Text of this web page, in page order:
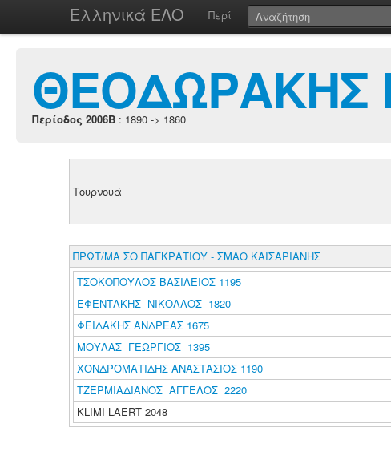
Ελληνικά ΕΛΟ Περί
ΘΕΟΔΩΡΑΚΗΣ
Περίοδος 2006B : 1890 -> 1860
Τουρνουά
ΠΡΩΤ/ΜΑ ΣΟ ΠΑΓΚΡΑΤΙΟΥ - ΣΜΑΟ ΚΑΙΣΑΡΙΑΝΗΣ
ΤΣΟΚΟΠΟΥΛΟΣ ΒΑΣΙΛΕΙΟΣ 1195
ΕΦΕΝΤΑΚΗΣ ΝΙΚΟΛΑΟΣ 1820
ΦΕΙΔΑΚΗΣ ΑΝΔΡΕΑΣ 1675
ΜΟΥΛΑΣ ΓΕΩΡΓΙΟΣ 1395
ΧΟΝΔΡΟΜΑΤΙΔΗΣ ΑΝΑΣΤΑΣΙΟΣ 1190
ΤΖΕΡΜΙΑΔΙΑΝΟΣ ΑΓΓΕΛΟΣ 2220
KLIMI LAERT 2048